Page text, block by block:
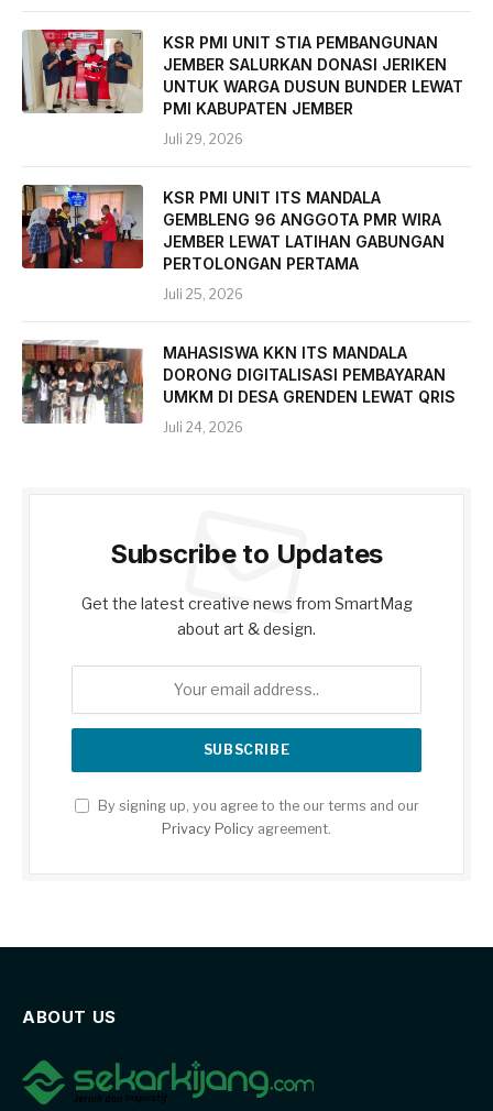
KSR PMI UNIT STIA PEMBANGUNAN
JEMBER SALURKAN DONASI JERIKEN
UNTUK WARGA DUSUN BUNDER LEWAT
PMI KABUPATEN JEMBER
Juli 29, 2026
KSR PMI UNIT ITS MANDALA
GEMBLENG 96 ANGGOTA PMR WIRA
JEMBER LEWAT LATIHAN GABUNGAN
PERTOLONGAN PERTAMA
Juli 25, 2026
MAHASISWA KKN ITS MANDALA
DORONG DIGITALISASI PEMBAYARAN
UMKM DI DESA GRENDEN LEWAT QRIS
Juli 24, 2026
Subscribe to Updates
Get the latest creative news from SmartMag
about art & design.
By signing up, you agree to the our terms and our
Privacy Policy agreement.
ABOUT US